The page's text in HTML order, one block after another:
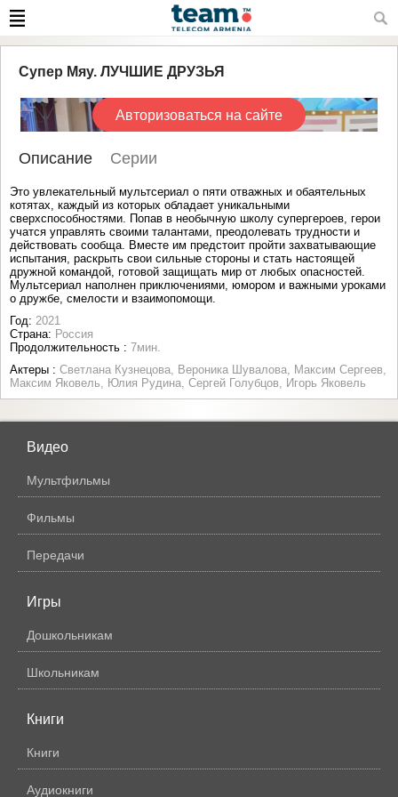
Супер Мяу. ЛУЧШИЕ ДРУЗЬЯ
Авторизоваться на сайте
Описание Серии
Это увлекательный мультсериал о пяти отважных и обаятельных
котятах, каждый из которых обладает уникальными
сверхспособностями. Попав в необычную школу супергероев, герои
учатся управлять своими талантами, преодолевать трудности и
действовать сообща. Вместе им предстоит пройти захватывающие
испытания, раскрыть свои сильные стороны и стать настоящей
дружной командой, готовой защищать мир от любых опасностей.
Мультсериал наполнен приключениями, юмором и важными уроками
о дружбе, смелости и взаимопомощи.
Год: 2021
Страна: Россия
Продолжительность : 7мин.
Актеры : Светлана Кузнецова, Вероника Шувалова, Максим Сергеев,
Максим Яковель, Юлия Рудина, Сергей Голубцов, Игорь Яковель
Видео
Мультфильмы
Фильмы
Передачи
Игры
Дошкольникам
Школьникам
Книги
Книги
Аудиокниги